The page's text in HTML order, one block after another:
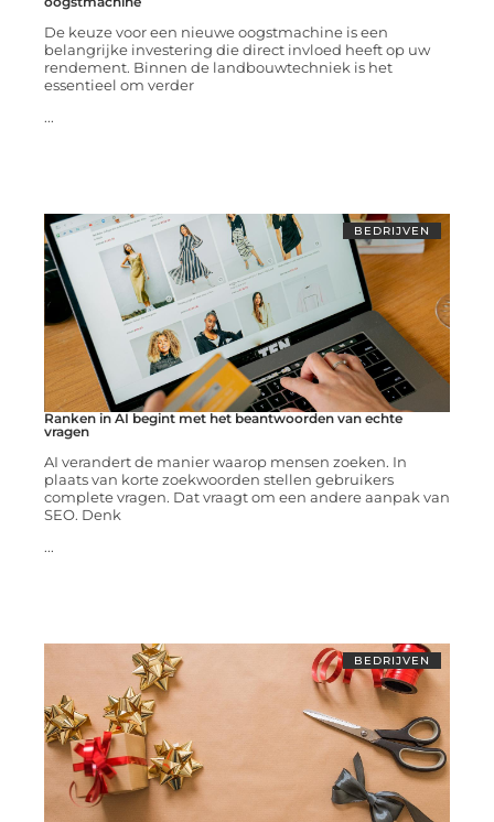
De keuze voor een nieuwe oogstmachine is een
belangrijke investering die direct invloed heeft op uw
rendement. Binnen de landbouwtechniek is het
essentieel om verder
...
BEDRIJVEN
Ranken in AI begint met het beantwoorden van echte
vragen
AI verandert de manier waarop mensen zoeken. In
plaats van korte zoekwoorden stellen gebruikers
complete vragen. Dat vraagt om een andere aanpak van
SEO. Denk
...
BEDRIJVEN